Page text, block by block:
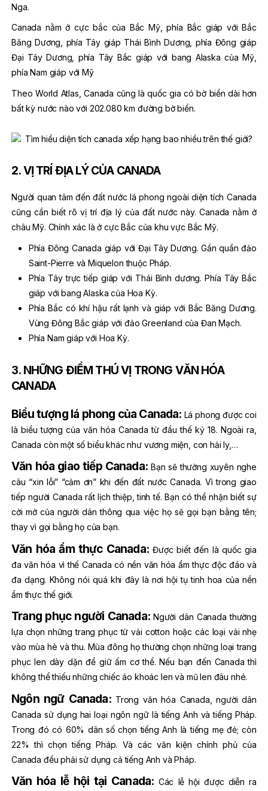
Nga.
Canada nằm ở cực bắc của Bắc Mỹ, phía Bắc giáp với Bắc
Băng Dương, phía Tây giáp Thái Bình Dương, phía Đông giáp
Đại Tây Dương, phía Tây Bắc giáp với bang Alaska của Mỹ,
phía Nam giáp với Mỹ
Theo World Atlas, Canada cũng là quốc gia có bờ biển dài hơn
bất kỳ nước nào với 202.080 km đường bờ biển.
2. VỊ TRÍ ĐỊA LÝ CỦA CANADA
Người quan tâm đến đất nước lá phong ngoài diện tích Canada
cũng cần biết rõ vị trí địa lý của đất nước này. Canada nằm ở
châu Mỹ. Chính xác là ở cực Bắc của khu vực Bắc Mỹ.
Phía Đông Canada giáp với Đại Tây Dương. Gần quần đảo
Saint-Pierre và Miquelon thuộc Pháp.
Phía Tây trực tiếp giáp với Thái Bình dương. Phía Tây Bắc
giáp với bang Alaska của Hoa Kỳ.
Phía Bắc có khí hậu rất lạnh và giáp với Bắc Băng Dương.
Vùng Đông Bắc giáp với đảo Greenland của Đan Mạch.
Phía Nam giáp với Hoa Kỳ.
3. NHỮNG ĐIỂM THÚ VỊ TRONG VĂN HÓA
CANADA
Biểu tượng lá phong của Canada: Lá phong được coi
là biểu tượng của văn hóa Canada từ đầu thế kỷ 18. Ngoài ra,
Canada còn một số biểu khác như vương miện, con hải ly,…
Văn hóa giao tiếp Canada:Bạn sẽ thường xuyên nghe
câu “xin lỗi” “cảm ơn” khi đến đất nước Canada. Vì trong giao
tiếp người Canada rất lịch thiệp, tinh tế. Bạn có thể nhận biết sự
cởi mở của người dân thông qua việc họ sẽ gọi bạn bằng tên;
thay vì gọi bằng họ của bạn.
Văn hóa ẩm thực Canada: Được biết đến là quốc gia
đa văn hóa vì thế Canada có nền văn hóa ẩm thực độc đáo và
đa dạng. Không nói quá khi đây là nơi hội tụ tinh hoa của nền
ẩm thực thế giới.
Trang phục người Canada:Người dân Canada thường
lựa chọn những trang phục từ vải cotton hoặc các loại vải nhẹ
vào mùa hè và thu. Mùa đông họ thường chọn những loại trang
phục len dày dặn để giữ ấm cơ thể. Nếu bạn đến Canada thì
không thể thiếu những chiếc áo khoác len và mũ len đâu nhé.
Ngôn ngữ Canada: Trong văn hóa Canada, người dân
Canada sử dụng hai loại ngôn ngữ là tiếng Anh và tiếng Pháp.
Trong đó có 60% dân số chọn tiếng Anh là tiếng mẹ đẻ; còn
22% thì chọn tiếng Pháp. Và các văn kiện chính phủ của
Canada đều phải sử dụng cả tiếng Anh và Pháp.
Văn hóa lễ hội tại Canada: Các lễ hội được diễn ra